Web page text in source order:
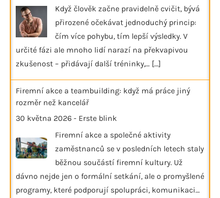
Když člověk začne pravidelně cvičit, bývá
přirozené očekávat jednoduchý princip:
čím více pohybu, tím lepší výsledky. V
určité fázi ale mnoho lidí narazí na překvapivou
zkušenost – přidávají další tréninky,… [...]
Firemní akce a teambuilding: když má práce jiný
rozměr než kancelář
30 května 2026 - Erste blink
Firemní akce a společné aktivity
zaměstnanců se v posledních letech staly
běžnou součástí firemní kultury. Už
dávno nejde jen o formální setkání, ale o promyšlené
programy, které podporují spolupráci, komunikaci…